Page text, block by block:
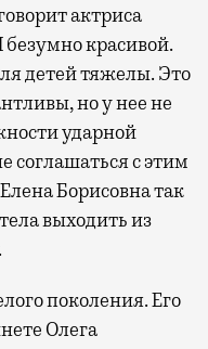
актриса
красивой.
детей тяжелы. Это
но у нее не
ударной
соглашаться с этим
Борисовна так
выходить из
поколения. Его
Олега